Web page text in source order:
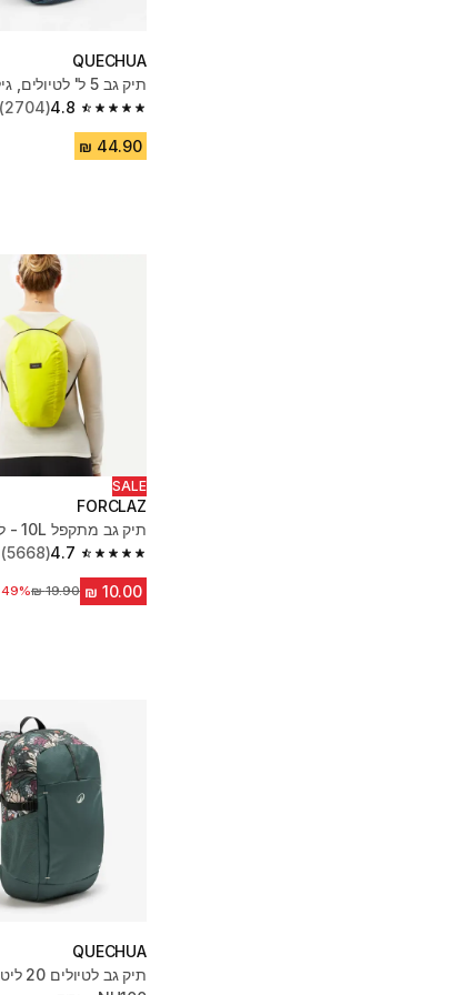
QUECHUA
תיק גב 5 ל' לטיולים, גיל 2-5, MH100
4.8
4.8 out of 5 stars from 2704 reviews
(2704)
SALE
FORCLAZ
תיק גב מתקפל 10L - לנסיעות
4.7
4.7 out of 5 stars from 5668 reviews
(5668)
מחיר לפני הנחה‏19.90 ₪
49%
QUECHUA